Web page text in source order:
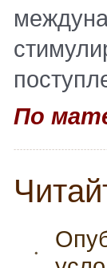
По